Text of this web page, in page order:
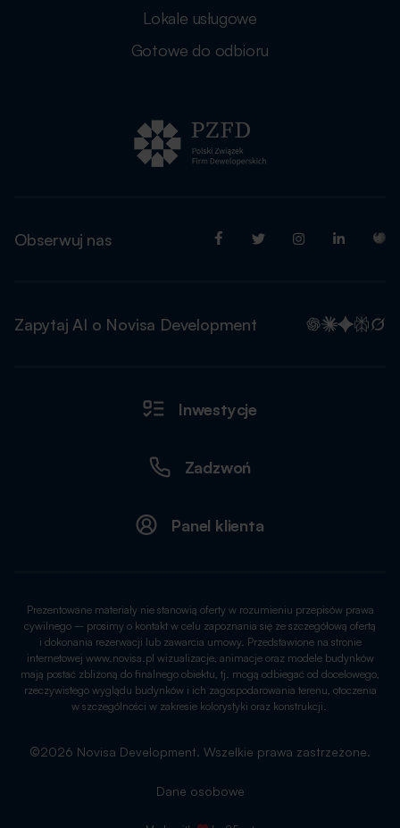
Lokale usługowe
Gotowe do odbioru
Obserwuj nas
Zapytaj AI o Novisa Development
Inwestycje
Zadzwoń
Panel klienta
Prezentowane materiały nie stanowią oferty w rozumieniu przepisów prawa
cywilnego – prosimy o kontakt w celu zapoznania się ze szczegółową ofertą
i dokonania rezerwacji lub zawarcia umowy. Przedstawione na stronie
internetowej www.novisa.pl wizualizacje, animacje oraz modele budynków
mają postać zbliżoną do finalnego obiektu, tj. mogą odbiegać od docelowego,
rzeczywistego wyglądu budynków i ich zagospodarowania terenu, otoczenia
w szczególności w zakresie kolorystyki oraz konstrukcji.
©2026 Novisa Development. Wszelkie prawa zastrzeżone.
Dane osobowe